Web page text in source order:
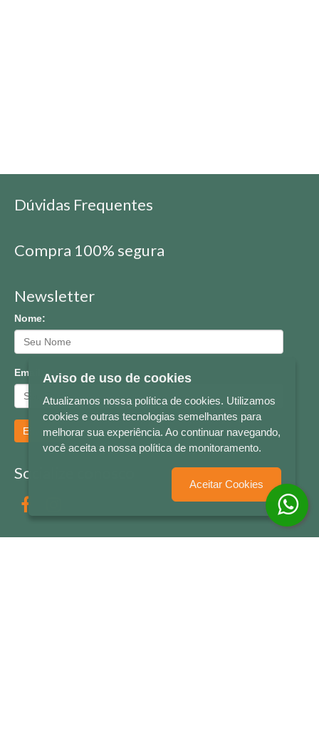
Dúvidas Frequentes
Compra 100% segura
Newsletter
Nome:
Email:
Enviar
Socialize conosco
Aviso de uso de cookies
Atualizamos nossa política de cookies. Utilizamos
cookies e outras tecnologias semelhantes para
melhorar sua experiência. Ao continuar navegando,
você aceita a nossa política de monitoramento.
Aceitar Cookies